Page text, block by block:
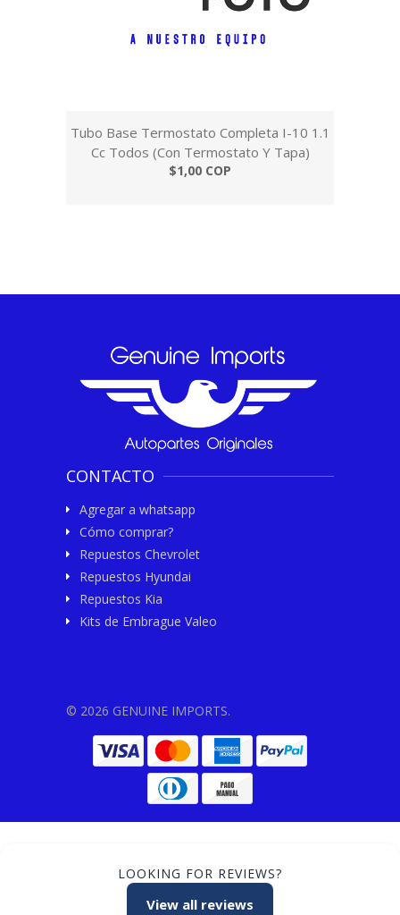
Tubo Base Termostato Completa I-10 1.1
Cc Todos (Con Termostato Y Tapa)
$1,00 COP
CONTACTO
Agregar a whatsapp
Cómo comprar?
Repuestos Chevrolet
Repuestos Hyundai
Repuestos Kia
Kits de Embrague Valeo
© 2026 GENUINE IMPORTS.
LOOKING FOR REVIEWS?
View all reviews